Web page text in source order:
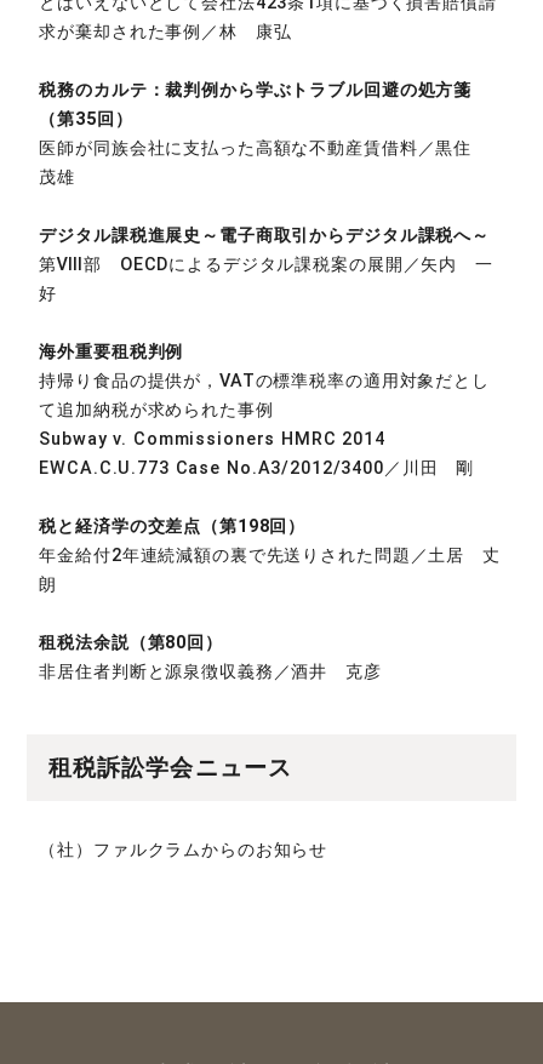
求が棄却された事例／林 康弘
税務のカルテ：裁判例から学ぶトラブル回避の処方箋
（第35回）
医師が同族会社に支払った高額な不動産賃借料／黒住
茂雄
デジタル課税進展史～電子商取引からデジタル課税へ～
第Ⅷ部 OECDによるデジタル課税案の展開／矢内 一
好
海外重要租税判例
持帰り食品の提供が，VATの標準税率の適用対象だとし
て追加納税が求められた事例
Subway v. Commissioners HMRC 2014
EWCA.C.U.773 Case No.A3/2012/3400／川田 剛
税と経済学の交差点（第198回）
年金給付2年連続減額の裏で先送りされた問題／土居 丈
朗
租税法余説（第80回）
非居住者判断と源泉徴収義務／酒井 克彦
租税訴訟学会ニュース
（社）ファルクラムからのお知らせ